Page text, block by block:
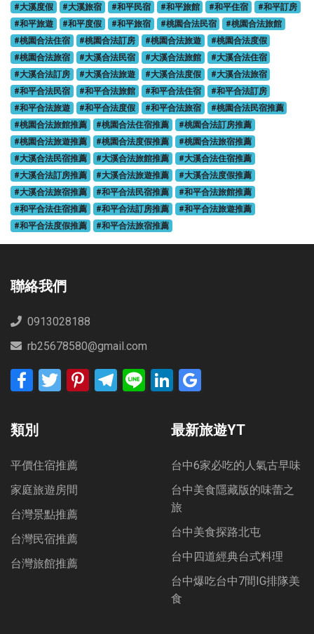
#大溪度假
#大溪旅宿 #和平民宿 #和平旅館 #和平住宿
#和平訂房
#和平旅遊
#和平度假 #和平旅宿 #桃園合法民宿
#桃園合法旅館
#桃園合法住宿
#桃園合法訂房 #桃園合法旅遊
#桃園合法度假
#桃園合法旅宿
#大溪合法民宿 #大溪合法旅館
#大溪合法住宿
#大溪合法訂房
#大溪合法旅遊 #大溪合法度假
#大溪合法旅宿
#和平合法民宿
#和平合法旅館 #和平合法住宿
#和平合法訂房
#和平合法旅遊
#和平合法度假 #和平合法旅宿
#桃園合法民宿推薦
#桃園合法旅館推薦
#桃園合法住宿推薦
#桃園合法訂房推薦
#桃園合法旅遊推薦
#桃園合法度假推薦
#桃園合法旅宿推薦
#大溪合法民宿推薦
#大溪合法旅館推薦
#大溪合法住宿推薦
#大溪合法訂房推薦
#大溪合法旅遊推薦
#大溪合法度假推薦
#大溪合法旅宿推薦
#和平合法民宿推薦
#和平合法旅館推薦
#和平合法住宿推薦
#和平合法訂房推薦
#和平合法旅遊推薦
#和平合法度假推薦
#和平合法旅宿推薦
聯絡我們
0913028188
rb25678580@gmail.com
FacebookTwitter PinterestTelegram
Line LinkedIn
類別
平價住宿推薦
家庭旅遊房間
台灣景點推薦
台灣民宿推薦
台灣旅館推薦
最新旅遊YT
台中6家必吃的人氣古早味
台中美食隱藏版的味蕾之
旅
台中美食探路北屯
台中四道經典台式料理
台中爆吃台中7間IG排隊美
食